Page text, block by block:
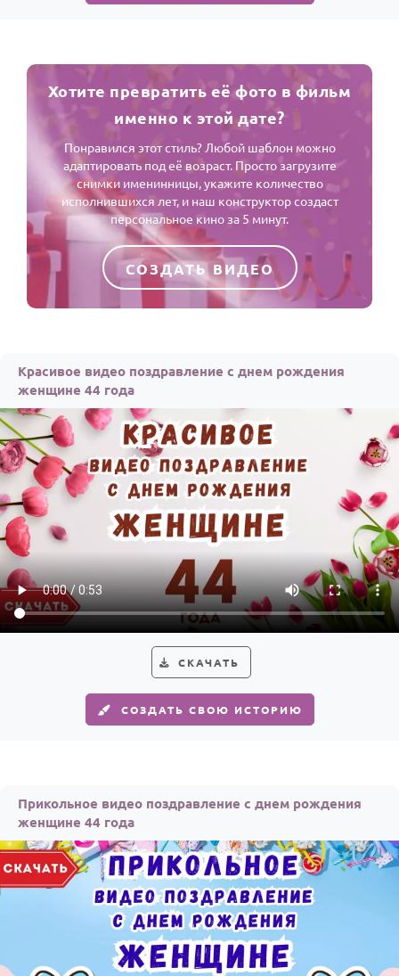
Хотите превратить её фото в фильм
именно к этой дате?
Понравился этот стиль? Любой шаблон можно
адаптировать под её возраст. Просто загрузите
снимки именинницы, укажите количество
исполнившихся лет, и наш конструктор создаст
персональное кино за 5 минут.
СОЗДАТЬ ВИДЕО
Красивое видео поздравление с днем рождения
женщине 44 года
СКАЧАТЬ
СОЗДАТЬ СВОЮ ИСТОРИЮ
Прикольное видео поздравление с днем рождения
женщине 44 года